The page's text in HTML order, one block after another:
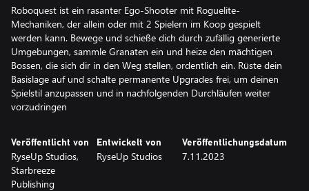
Roboquest ist ein rasanter Ego-Shooter mit Roguelite-
Mechaniken, der allein oder mit 2 Spielern im Koop gespielt
werden kann. Bewege und schieße dich durch zufällig generierte
Umgebungen, sammle Granaten ein und heize den mächtigen
Bossen, die sich dir in den Weg stellen, ordentlich ein. Rüste dein
Basislage auf und schalte permanente Upgrades frei, um deinen
Spielstil anzupassen und in nachfolgenden Durchläufen weiter
vorzudringen
Veröffentlicht von
RyseUp Studios,
Starbreeze
Publishing
Entwickelt von
RyseUp Studios
Veröffentlichungsdatum
7.11.2023